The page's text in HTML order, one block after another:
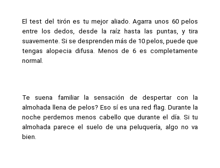
El test del tirón es tu mejor aliado. Agarra unos 60 pelos
entre los dedos, desde la raíz hasta las puntas, y tira
suavemente. Si se desprenden más de 10 pelos, puede que
tengas alopecia difusa. Menos de 6 es completamente
normal.
Te suena familiar la sensación de despertar con la
almohada llena de pelos? Eso sí es una red flag. Durante la
noche perdemos menos cabello que durante el día. Si tu
almohada parece el suelo de una peluquería, algo no va
bien.